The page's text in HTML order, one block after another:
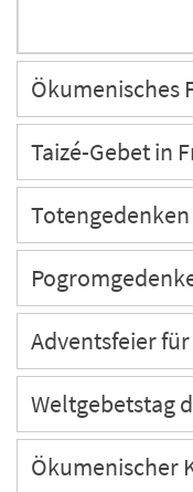
Ökumenisches
Taizé-Gebet in
Adventsfeier
Weltgebetstag
Ökumenischer